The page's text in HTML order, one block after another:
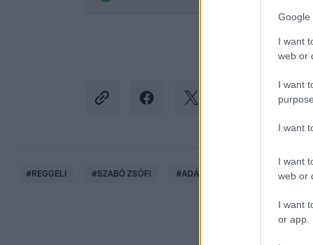
Google
I want
web or
I want
I want
I want
web or
I want
or app.
#REGGELI #SZABÓ ZSÓFI #ADÁSRÉSZLETEK #RTL